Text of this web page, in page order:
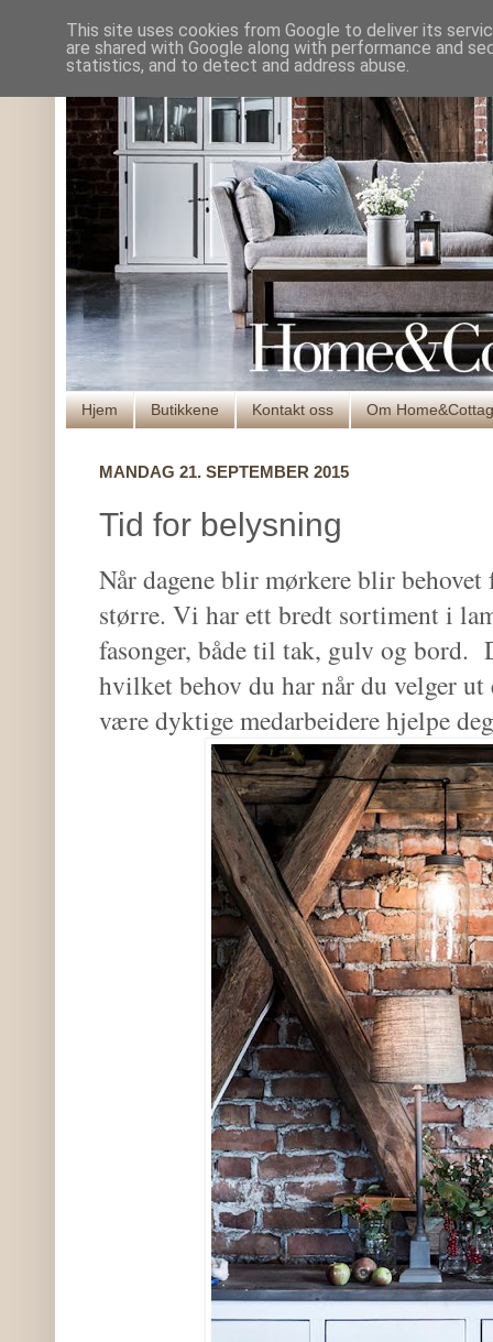
Hjem Butikkene Kontakt oss Om
MANDAG 21. SEPTEMBER 2015
Tid for belysning
Når dagene blir mørkere blir
større. Vi har ett bredt sortiment i
fasonger, både til tak, gulv og bord.
hvilket behov du har når du velger ut
være dyktige medarbeidere hjelpe
This site uses cookies from Google to deliver its
are shared with Google along with performance and
statistics, and to detect and address abuse.